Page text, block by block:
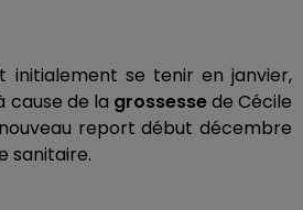
initialement se tenir en janvier,
cause de la grossessede Cécile
report début décembre
sanitaire.